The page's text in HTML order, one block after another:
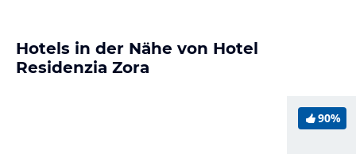
Hotels in der Nähe von Hotel
Residenzia Zora
90%